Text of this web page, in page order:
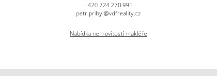
+420 724 270 995
petr.pribyl@vdfreality.cz
Nabídka nemovitostí makléře